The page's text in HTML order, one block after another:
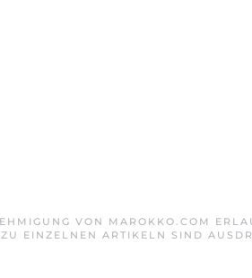
VON MAROKKO.COM
EINZELNEN ARTIKELN SIND